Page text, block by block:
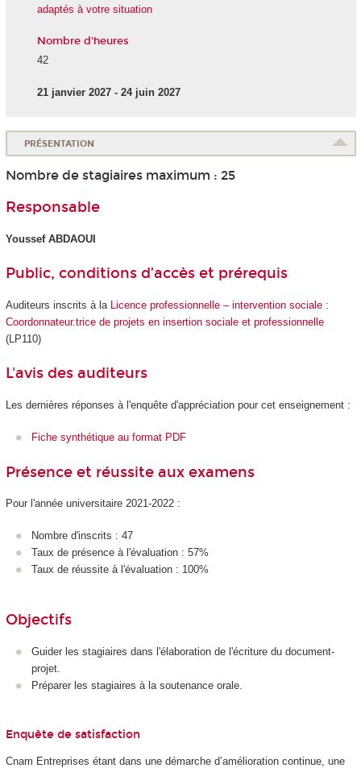
adaptés à votre situation
Nombre d'heures
42
21 janvier 2027 - 24 juin 2027
PRÉSENTATION
Nombre de stagiaires maximum : 25
Responsable
Youssef ABDAOUI
Public, conditions d’accès et prérequis
Auditeurs inscrits à la Licence professionnelle – intervention sociale :
Coordonnateur.trice de projets en insertion sociale et professionnelle
(LP110)
L'avis des auditeurs
Les dernières réponses à l'enquête d'appréciation pour cet enseignement :
Fiche synthétique au format PDF
Présence et réussite aux examens
Pour l'année universitaire 2021-2022 :
Nombre d'inscrits : 47
Taux de présence à l'évaluation : 57%
Taux de réussite à l'évaluation : 100%
Objectifs
Guider les stagiaires dans l'élaboration de l'écriture du document-
projet.
Préparer les stagiaires à la soutenance orale.
Enquête de satisfaction
Cnam Entreprises étant dans une démarche d’amélioration continue, une